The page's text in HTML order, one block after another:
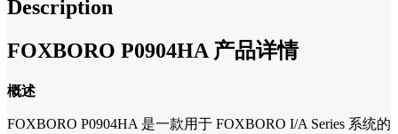
Description
FOXBORO P0904HA 产品详情
概述
FOXBORO P0904HA 是一款用于 FOXBORO I/A Series 系统的